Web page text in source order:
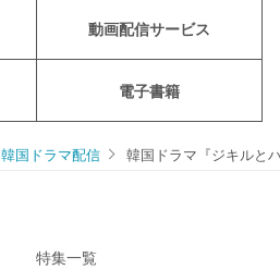
動画配信サービス
電子書籍
韓国ドラマ配信 韓国ドラマ『ジキルと
特集一覧